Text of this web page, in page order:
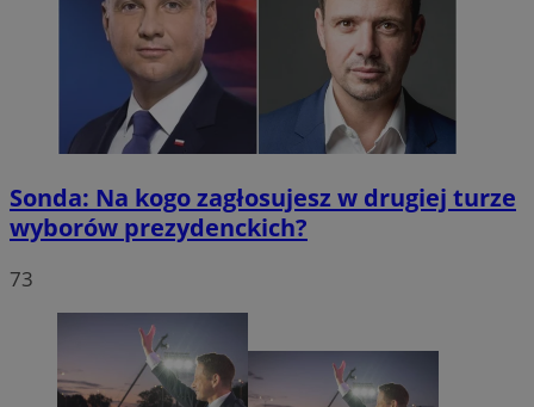
Sonda: Na kogo zagłosujesz w drugiej turze
wyborów prezydenckich?
73